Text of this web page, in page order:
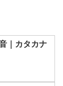
｜カタカナ